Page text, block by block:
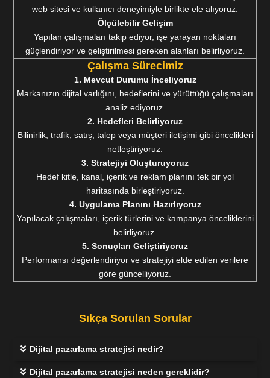
web sitesi ve kullanıcı deneyimiyle birlikte ele alıyoruz.
Ölçülebilir Gelişim
Yapılan çalışmaları takip ediyor, işe yarayan noktaları
güçlendiriyor ve geliştirilmesi gereken alanları belirliyoruz.
Çalışma Sürecimiz
1. Mevcut Durumu İnceliyoruz
Markanızın dijital varlığını, hedeflerini ve yürüttüğü çalışmaları
analiz ediyoruz.
2. Hedefleri Belirliyoruz
Bilinirlik, trafik, satış, talep veya müşteri iletişimi gibi öncelikleri
netleştiriyoruz.
3. Stratejiyi Oluşturuyoruz
Hedef kitle, kanal, içerik ve reklam planını tek bir yol
haritasında birleştiriyoruz.
4. Uygulama Planını Hazırlıyoruz
Yapılacak çalışmaları, içerik türlerini ve kampanya önceliklerini
belirliyoruz.
5. Sonuçları Geliştiriyoruz
Performansı değerlendiriyor ve stratejiyi elde edilen verilere
göre güncelliyoruz.
Sıkça Sorulan Sorular
Dijital pazarlama stratejisi nedir?
Dijital pazarlama stratejisi neden gereklidir?